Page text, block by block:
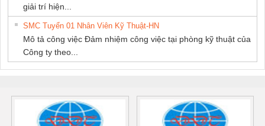
giải trí hiện...
SMC Tuyển 01 Nhân Viên Kỹ Thuật-HN
Mô tả công việc Đảm nhiệm công việc tại phòng kỹ thuật của
Công ty theo...